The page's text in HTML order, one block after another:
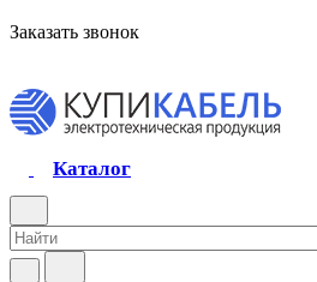
Заказать звонок
Каталог